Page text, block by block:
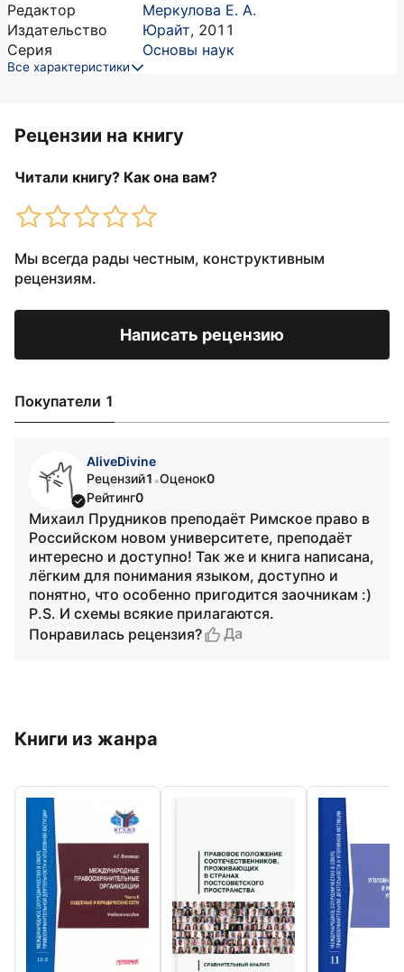
Редактор
Меркулова Е. А.
Издательство
Юрайт, 2011
Серия
Основы наук
Все характеристики
Рецензии на книгу
Читали книгу? Как она вам?
Мы всегда рады честным, конструктивным
рецензиям.
Написать рецензию
Покупатели 1
AliveDivine
Рецензий1 •Оценок0
Рейтинг0
Михаил Прудников преподаёт Римское право в
Российском новом университете, преподаёт
интересно и доступно! Так же и книга написана,
лёгким для понимания языком, доступно и
понятно, что особенно пригодится заочникам :)
P.S. И схемы всякие прилагаются.
Понравилась рецензия?
Да
Книги из жанра